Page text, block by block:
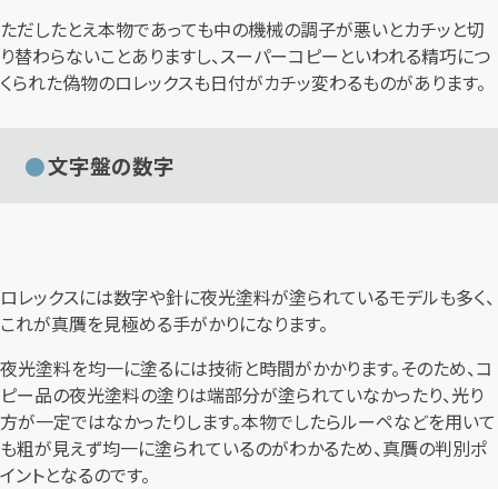
ただしたとえ本物であっても中の機械の調子が悪いとカチッと切
り替わらないことありますし、スーパーコピーといわれる精巧につ
くられた偽物のロレックスも日付がカチッ変わるものがあります。
文字盤の数字
ロレックスには数字や針に夜光塗料が塗られているモデルも多く、
これが真贋を見極める手がかりになります。
夜光塗料を均一に塗るには技術と時間がかかります。そのため、コ
ピー品の夜光塗料の塗りは端部分が塗られていなかったり、光り
方が一定ではなかったりします。本物でしたらルーペなどを用いて
も粗が見えず均一に塗られているのがわかるため、真贋の判別ポ
イントとなるのです。